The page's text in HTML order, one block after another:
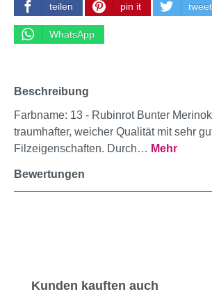
teilen pin it tweet
WhatsApp
Beschreibung
Farbname: 13 - Rubinrot Bunter
traumhafter, weicher Qualität mit sehr
Filzeigenschaften. Durch… Mehr
Bewertungen
Produktgalerie überspringen
Kunden kauften auch